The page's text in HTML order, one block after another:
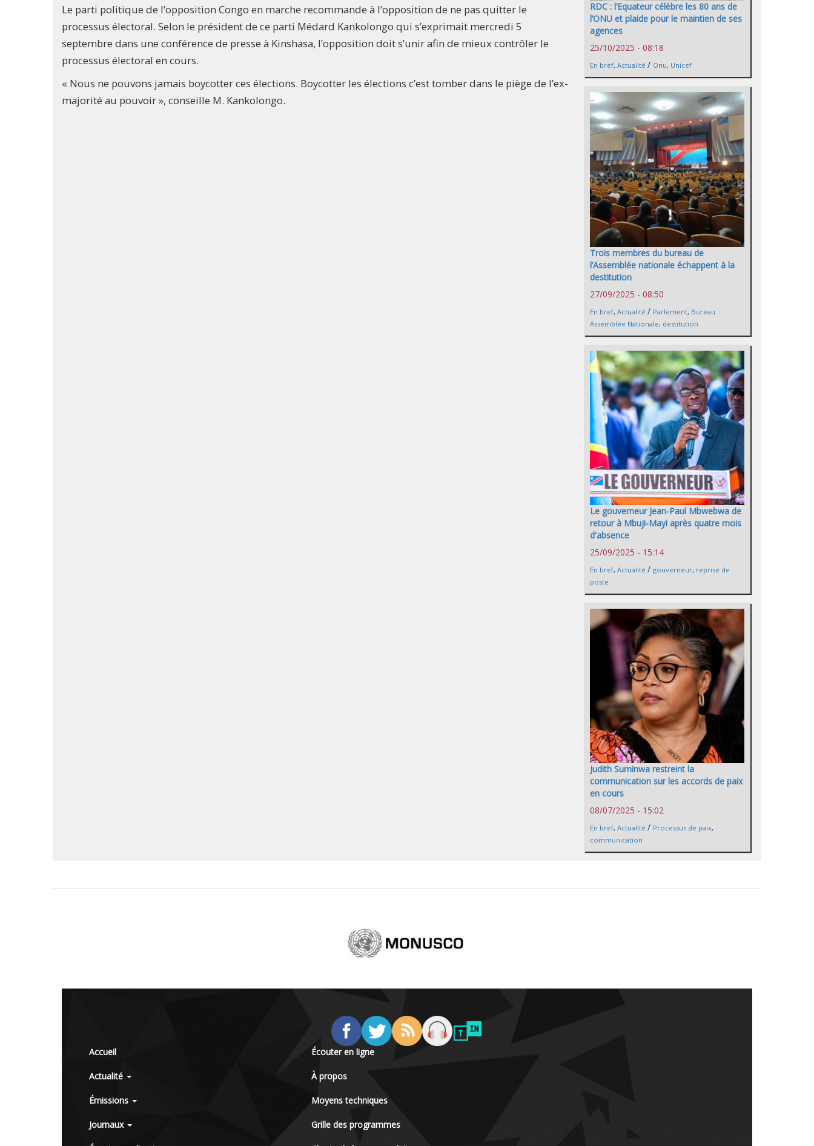
Le parti politique de l’opposition Congo en marche recommande à l’opposition de ne pas quitter le
processus électoral. Selon le président de ce parti Médard Kankolongo qui s’exprimait mercredi 5
septembre dans une conférence de presse à Kinshasa, l’opposition doit s’unir afin de mieux contrôler le
processus électoral en cours.
« Nous ne pouvons jamais boycotter ces élections. Boycotter les élections c’est tomber dans le piège de l’ex-
majorité au pouvoir », conseille M. Kankolongo.
RDC : l’Equateur célèbre les 80 ans de
l’ONU et plaide pour le maintien de ses
agences
25/10/2025 - 08:18
En bref, Actualité / Onu, Unicef
Trois membres du bureau de
l’Assemblée nationale échappent à la
destitution
27/09/2025 - 08:50
En bref, Actualité / Parlement, Bureau
Assemblée Nationale, destitution
Le gouverneur Jean-Paul Mbwebwa de
retour à Mbuji-Mayi après quatre mois
d'absence
25/09/2025 - 15:14
En bref, Actualité / gouverneur, reprise de
poste
Judith Suminwa restreint la
communication sur les accords de paix
en cours
08/07/2025 - 15:02
En bref, Actualité / Processus de paix,
communication
Accueil
Actualité
Émissions
Journaux
Écouter en ligne
À propos
Moyens techniques
Grille des programmes